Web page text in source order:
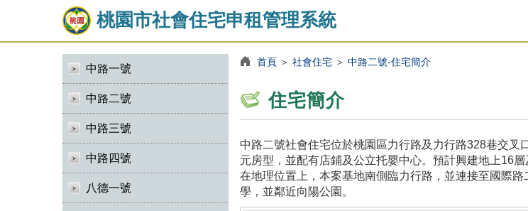
桃園市社會住宅申租管理系統
中路一號
中路二號
中路三號
中路四號
八德一號
首頁＞ 社會住宅＞ 中路二號-住宅簡介
住宅簡介
中路二號社會住宅位於桃園區力行路及力行路328巷交
元房型，並配有店鋪及公立托嬰中心。預計興建地上16
在地理位置上，本案基地南側臨力行路，並連接至國際
學，並鄰近向陽公園。